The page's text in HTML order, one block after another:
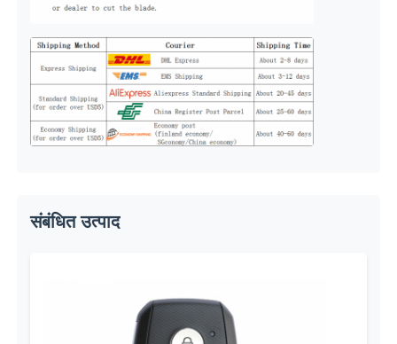
समाचार
कार की चाबी का खोल
संबंधित उत्पाद